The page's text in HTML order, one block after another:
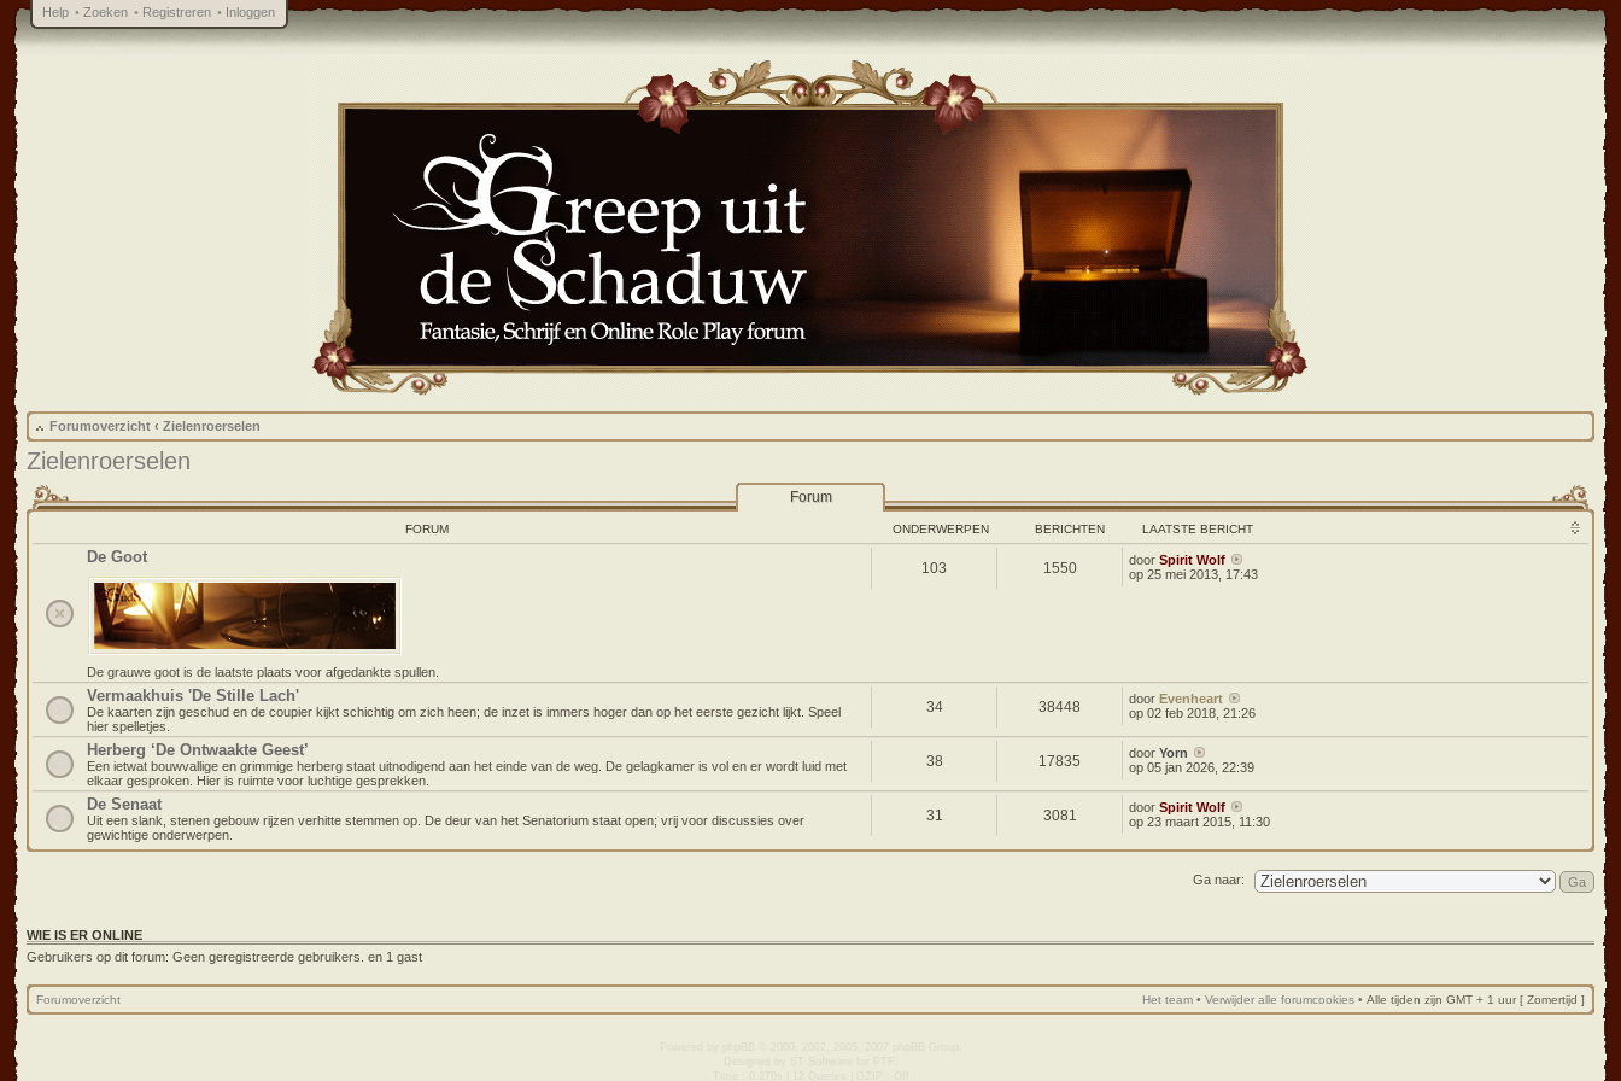
Help • Zoeken • Registreren • Inloggen
Forumoverzicht ‹ Zielenroerselen
Zielenroerselen
Forum
FORUM ONDERWERPEN BERICHTEN LAATSTE BERICHT
De Goot
De grauwe goot is de laatste plaats voor afgedankte spullen.
103 1550 doorSpirit Wolf
op 25 mei 2013, 17:43
Vermaakhuis 'De Stille Lach'
De kaarten zijn geschud en de coupier kijkt schichtig om zich heen; de inzet is immers hoger dan op het eerste gezicht lijkt. Speel
hier spelletjes.
34 38448 doorEvenheart
op 02 feb 2018, 21:26
Herberg ‘De Ontwaakte Geest’
Een ietwat bouwvallige en grimmige herberg staat uitnodigend aan het einde van de weg. De gelagkamer is vol en er wordt luid met
elkaar gesproken. Hier is ruimte voor luchtige gesprekken.
38 17835 doorYorn
op 05 jan 2026, 22:39
De Senaat
Uit een slank, stenen gebouw rijzen verhitte stemmen op. De deur van het Senatorium staat open; vrij voor discussies over
gewichtige onderwerpen.
31 3081 doorSpirit Wolf
op 23 maart 2015, 11:30
Ga naar:
WIE IS ER ONLINE
Gebruikers op dit forum: Geen geregistreerde gebruikers. en 1 gast
Forumoverzicht Het team • Verwijder alle forumcookies • Alle tijden zijn GMT + 1 uur [ Zomertijd ]